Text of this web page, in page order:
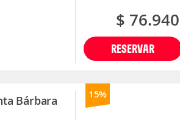
RESERVAR
$ 76.940
15%
Bárbara